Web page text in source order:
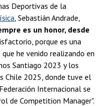
Deportivas de la
, Sebastián Andrade,
es un honor, desde
porque es una
he venido realizando en
Santiago 2023 y los
Chile 2025, donde tuve el
Internacional se
de Competition Manager".